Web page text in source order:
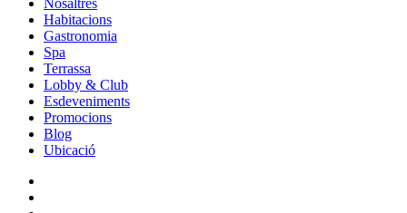
Nosaltres
Habitacions
Gastronomia
Spa
Terrassa
Lobby & Club
Esdeveniments
Promocions
Blog
Ubicació